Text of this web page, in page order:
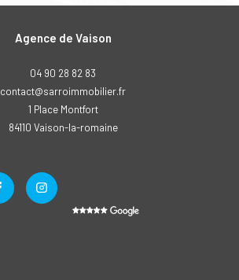
Agence de Vaison
04 90 28 82 83
contact@sarroimmobilier.fr
1 Place Montfort
84110
vaison-la-romaine